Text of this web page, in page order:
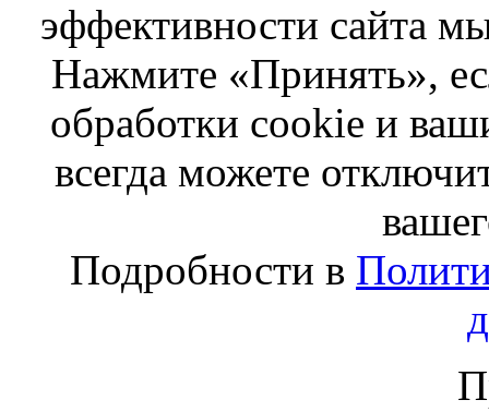
эффективности сайта
Нажмите «Принять»,
обработки cookie и
всегда можете
Подробности в